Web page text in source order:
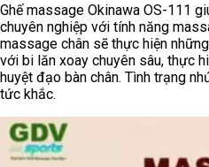
Ghế massage Okinawa OS-111
chuyên nghiệp với tính năng
massage chân sẽ thực hiện
với bi lăn xoay chuyên sâu, thực
huyệt đạo bàn chân. Tình trạng
tức khắc.